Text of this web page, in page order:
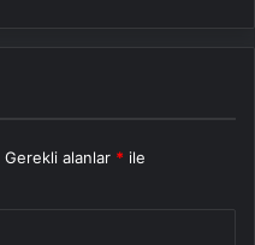
Gerekli alanlar * ile